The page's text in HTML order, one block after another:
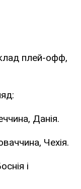
плей-офф,
Данія.
Чехія.
і